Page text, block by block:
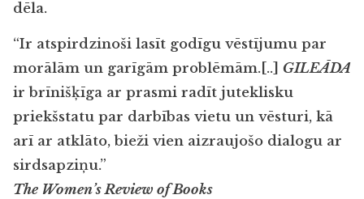
dēla.
“Ir atspirdzinoši lasīt godīgu vēstījumu par
morālām un garīgām problēmām.[..] GILEĀDA
ir brīnišķīga ar prasmi radīt juteklisku
priekšstatu par darbības vietu un vēsturi, kā
arī ar atklāto, bieži vien aizraujošo dialogu ar
sirdsapziņu.”
The Women’s Review of Books